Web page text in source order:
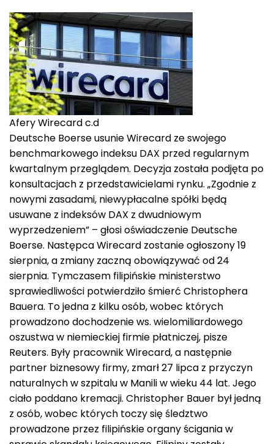
Afery Wirecard c.d
Deutsche Boerse usunie Wirecard ze swojego
benchmarkowego indeksu DAX przed regularnym
kwartalnym przeglądem. Decyzja została podjęta po
konsultacjach z przedstawicielami rynku. „Zgodnie z
nowymi zasadami, niewypłacalne spółki będą
usuwane z indeksów DAX z dwudniowym
wyprzedzeniem” – głosi oświadczenie Deutsche
Boerse. Następca Wirecard zostanie ogłoszony 19
sierpnia, a zmiany zaczną obowiązywać od 24
sierpnia. Tymczasem filipińskie ministerstwo
sprawiedliwości potwierdziło śmierć Christophera
Bauera. To jedna z kilku osób, wobec których
prowadzono dochodzenie ws. wielomiliardowego
oszustwa w niemieckiej firmie płatniczej, pisze
Reuters. Były pracownik Wirecard, a następnie
partner biznesowy firmy, zmarł 27 lipca z przyczyn
naturalnych w szpitalu w Manili w wieku 44 lat. Jego
ciało poddano kremacji. Christopher Bauer był jedną
z osób, wobec których toczy się śledztwo
prowadzone przez filipińskie organy ścigania w